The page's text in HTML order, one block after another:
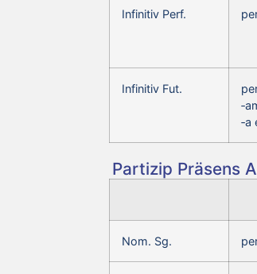
Infinitiv Perf.
Infinitiv Fut.
‑a
Partizip Präsens
Nom. Sg.